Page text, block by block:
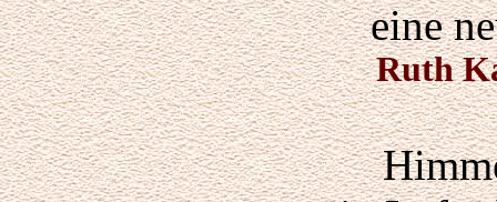
eine
Ruth